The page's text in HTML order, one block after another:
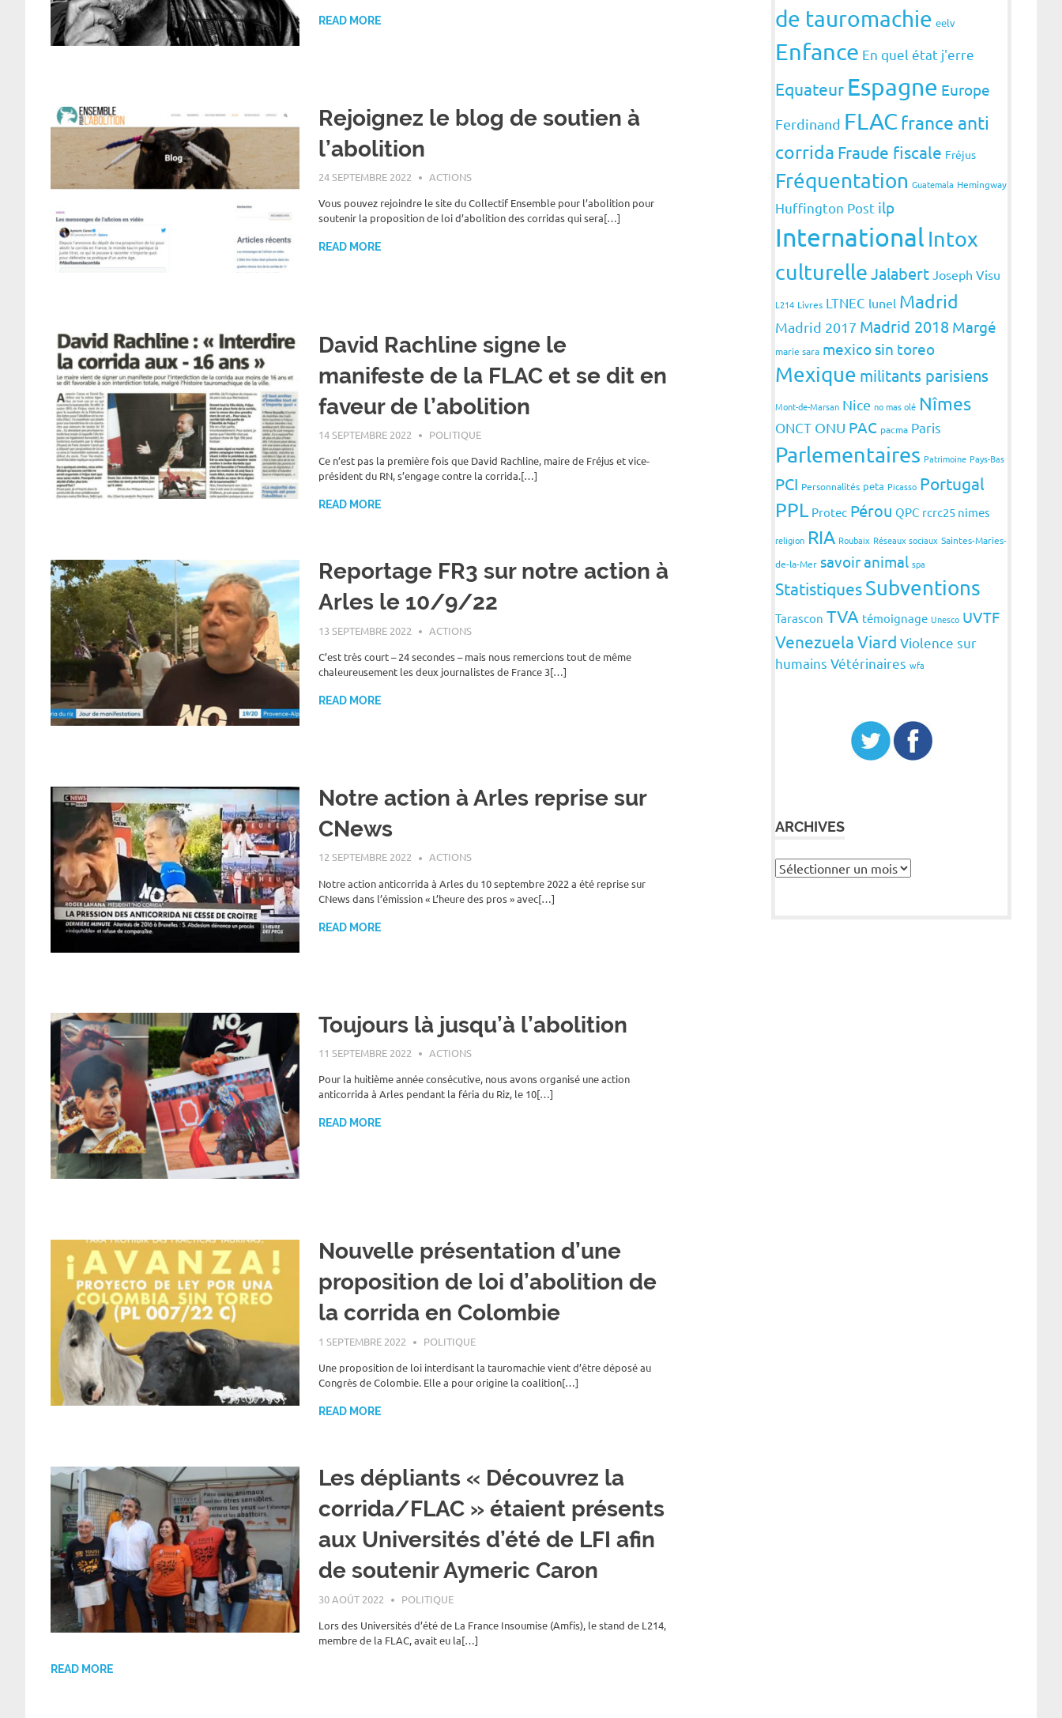
READ MORE
Rejoignez le blog de soutien à
l’abolition
24 SEPTEMBRE 2022 ROGER LAHANA
ACTIONS
Vous pouvez rejoindre le site du Collectif Ensemble pour l’abolition pour
soutenir la proposition de loi d’abolition des corridas qui sera[…]
READ MORE
David Rachline signe le
manifeste de la FLAC et se dit en
faveur de l’abolition
14 SEPTEMBRE 2022 ROGER LAHANA
POLITIQUE
Ce n’est pas la première fois que David Rachline, maire de Fréjus et vice-
président du RN, s’engage contre la corrida.[…]
READ MORE
Reportage FR3 sur notre action à
Arles le 10/9/22
13 SEPTEMBRE 2022 ROGER LAHANA
ACTIONS
C’est très court – 24 secondes – mais nous remercions tout de même
chaleureusement les deux journalistes de France 3[…]
READ MORE
Notre action à Arles reprise sur
CNews
12 SEPTEMBRE 2022 ROGER LAHANA
ACTIONS
Notre action anticorrida à Arles du 10 septembre 2022 a été reprise sur
CNews dans l’émission « L’heure des pros » avec[…]
READ MORE
Toujours là jusqu’à l’abolition
11 SEPTEMBRE 2022 ROGER LAHANA
ACTIONS
Pour la huitième année consécutive, nous avons organisé une action
anticorrida à Arles pendant la féria du Riz, le 10[…]
READ MORE
Nouvelle présentation d’une
proposition de loi d’abolition de
la corrida en Colombie
1 SEPTEMBRE 2022 ROGER LAHANA
POLITIQUE
Une proposition de loi interdisant la tauromachie vient d’être déposé au
Congrès de Colombie. Elle a pour origine la coalition[…]
READ MORE
Les dépliants « Découvrez la
corrida/FLAC » étaient présents
aux Universités d’été de LFI afin
de soutenir Aymeric Caron
30 AOÛT 2022 ROGER LAHANA
POLITIQUE
Lors des Universités d’été de La France Insoumise (Amfis), le stand de L214,
membre de la FLAC, avait eu la[…]
READ MORE
de tauromachie eelv
Enfance En quel état j'erre
Equateur Espagne Europe
Ferdinand FLAC france anti
corrida Fraude fiscale Fréjus
Fréquentation Guatemala Hemingway
Huffington Post ilp
International Intox
culturelle Jalabert Joseph Visu
L214 Livres LTNEC lunel Madrid
Madrid 2017 Madrid 2018 Margé
marie sara mexico sin toreo
Mexique militants parisiens
Mont-de-Marsan Nice no mas olé Nîmes
ONCT ONU PAC pacma Paris
Parlementaires Patrimoine Pays-Bas
PCI Personnalités peta Picasso Portugal
PPL Protec Pérou QPC rcrc25 nimes
religion RIA Roubaix Réseaux sociaux Saintes-Maries-
de-la-Mer savoir animal spa
StatistiquesSubventions
Tarascon TVA témoignage Unesco UVTF
VenezuelaViard Violence sur
humains Vétérinaires wfa
ARCHIVES
Archives